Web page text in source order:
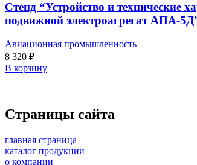
Стенд “Устройство и технические
подвижной электроагрегат АПА-
Авиационная промышленность
8 320 ₽
В корзину
Страницы сайта
главная страница
каталог продукции
о компании